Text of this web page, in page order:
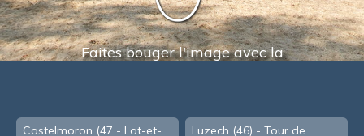
Faites bouger l'image avec la
Castelmoron (47 - Lot-et-
Luzech (46) - Tour de